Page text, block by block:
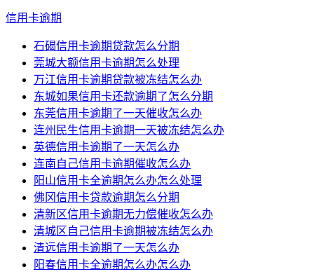
信用卡逾期
石碣信用卡逾期贷款怎么分期
莞城大额信用卡逾期怎么处理
万江信用卡逾期贷款被冻结怎么办
东城如果信用卡还款逾期了怎么分期
东莞信用卡逾期了一天催收怎么办
连州民生信用卡逾期一天被冻结怎么办
英德信用卡逾期了一天怎么办
连南自己信用卡逾期催收怎么办
阳山信用卡全逾期怎么办怎么处理
佛冈信用卡贷款逾期怎么分期
清新区信用卡逾期无力偿催收怎么办
清城区自己信用卡逾期被冻结怎么办
清远信用卡逾期了一天怎么办
阳春信用卡全逾期怎么办怎么办